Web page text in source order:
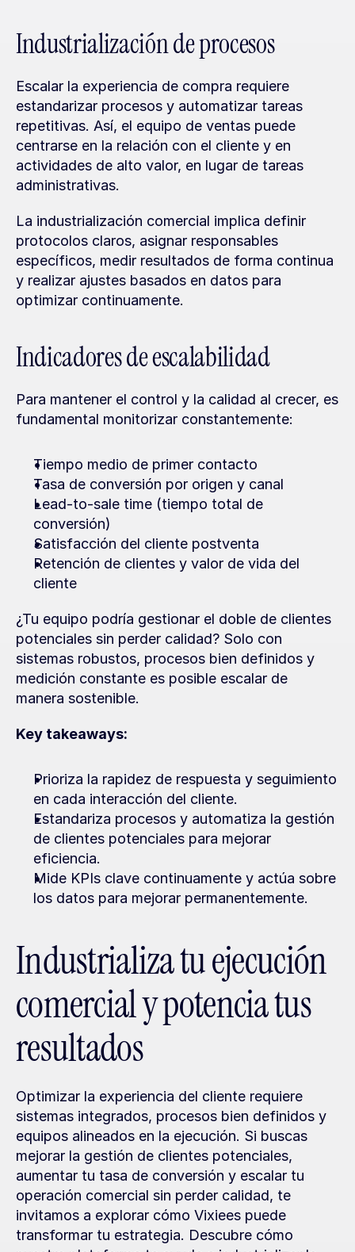
Industrialización de procesos
Escalar la experiencia de compra requiere
estandarizar procesos y automatizar tareas
repetitivas. Así, el equipo de ventas puede
centrarse en la relación con el cliente y en
actividades de alto valor, en lugar de tareas
administrativas.
La industrialización comercial implica definir
protocolos claros, asignar responsables
específicos, medir resultados de forma continua
y realizar ajustes basados en datos para
optimizar continuamente.
Indicadores de escalabilidad
Para mantener el control y la calidad al crecer, es
fundamental monitorizar constantemente:
Tiempo medio de primer contacto
Tasa de conversión por origen y canal
Lead-to-sale time (tiempo total de
conversión)
Satisfacción del cliente postventa
Retención de clientes y valor de vida del
cliente
¿Tu equipo podría gestionar el doble de clientes
potenciales sin perder calidad? Solo con
sistemas robustos, procesos bien definidos y
medición constante es posible escalar de
manera sostenible.
Key takeaways:
Prioriza la rapidez de respuesta y seguimiento
en cada interacción del cliente.
Estandariza procesos y automatiza la gestión
de clientes potenciales para mejorar
eficiencia.
Mide KPIs clave continuamente y actúa sobre
los datos para mejorar permanentemente.
Industrializa tu ejecución
comercial y potencia tus
resultados
Optimizar la experiencia del cliente requiere
sistemas integrados, procesos bien definidos y
equipos alineados en la ejecución. Si buscas
mejorar la gestión de clientes potenciales,
aumentar tu tasa de conversión y escalar tu
operación comercial sin perder calidad, te
invitamos a explorar cómo Vixiees puede
transformar tu estrategia. Descubre cómo